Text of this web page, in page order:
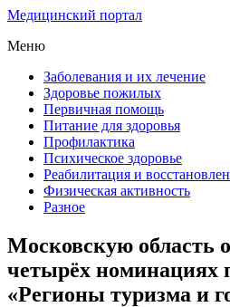
Медицинский портал
Меню
Заболевания и их лечение
Здоровье пожилых
Первичная помощь
Питание для здоровья
Профилактика
Психическое здоровье
Реабилитация и
Физическая активность
Разное
Московскую область
четырёх номинациях
«Регионы туризма и